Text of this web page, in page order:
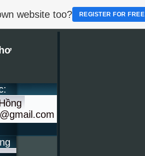
website too? REGISTER FOR FREE